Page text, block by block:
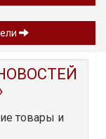
товары и